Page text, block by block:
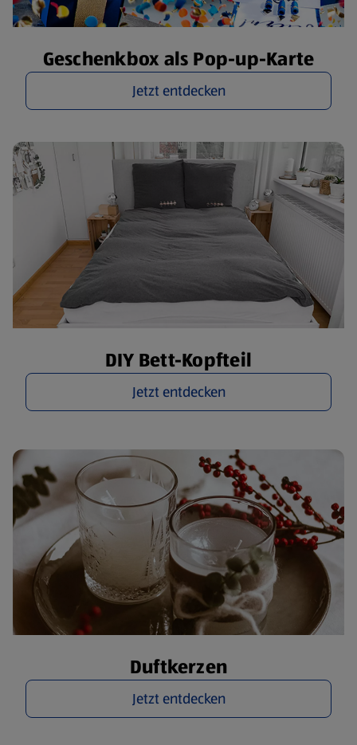
Geschenkbox als Pop-up-Karte
Jetzt entdecken
DIY Bett-Kopfteil
Jetzt entdecken
Duftkerzen
Jetzt entdecken